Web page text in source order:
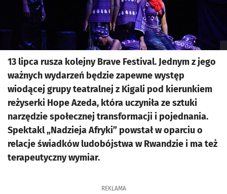
13 lipca rusza kolejny Brave Festival. Jednym z jego
ważnych wydarzeń będzie zapewne występ
wiodącej grupy teatralnej z Kigali pod kierunkiem
reżyserki Hope Azeda, która uczyniła ze sztuki
narzędzie społecznej transformacji i pojednania.
Spektakl „Nadzieja Afryki” powstał w oparciu o
relacje świadków ludobójstwa w Rwandzie i ma też
terapeutyczny wymiar.
REKLAMA